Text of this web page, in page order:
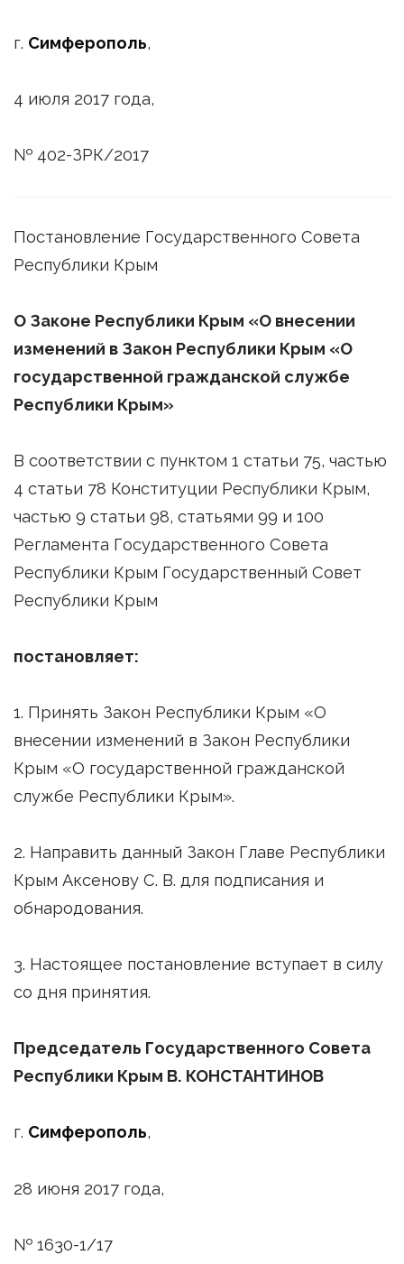
г. Симферополь,
4 июля 2017 года,
№ 402-ЗРК/2017
Постановление Государственного Совета
Республики Крым
О Законе Республики Крым «О внесении
изменений в Закон Республики Крым «О
государственной гражданской службе
Республики Крым»
В соответствии с пунктом 1 статьи 75, частью
4 статьи 78 Конституции Республики Крым,
частью 9 статьи 98, статьями 99 и 100
Регламента Государственного Совета
Республики Крым Государственный Совет
Республики Крым
постановляет:
1. Принять Закон Республики Крым «О
внесении изменений в Закон Республики
Крым «О государственной гражданской
службе Республики Крым».
2. Направить данный Закон Главе Республики
Крым Аксенову С. В. для подписания и
обнародования.
3. Настоящее постановление вступает в силу
со дня принятия.
Председатель Государственного Совета
Республики Крым В. КОНСТАНТИНОВ
г. Симферополь,
28 июня 2017 года,
№ 1630-1/17